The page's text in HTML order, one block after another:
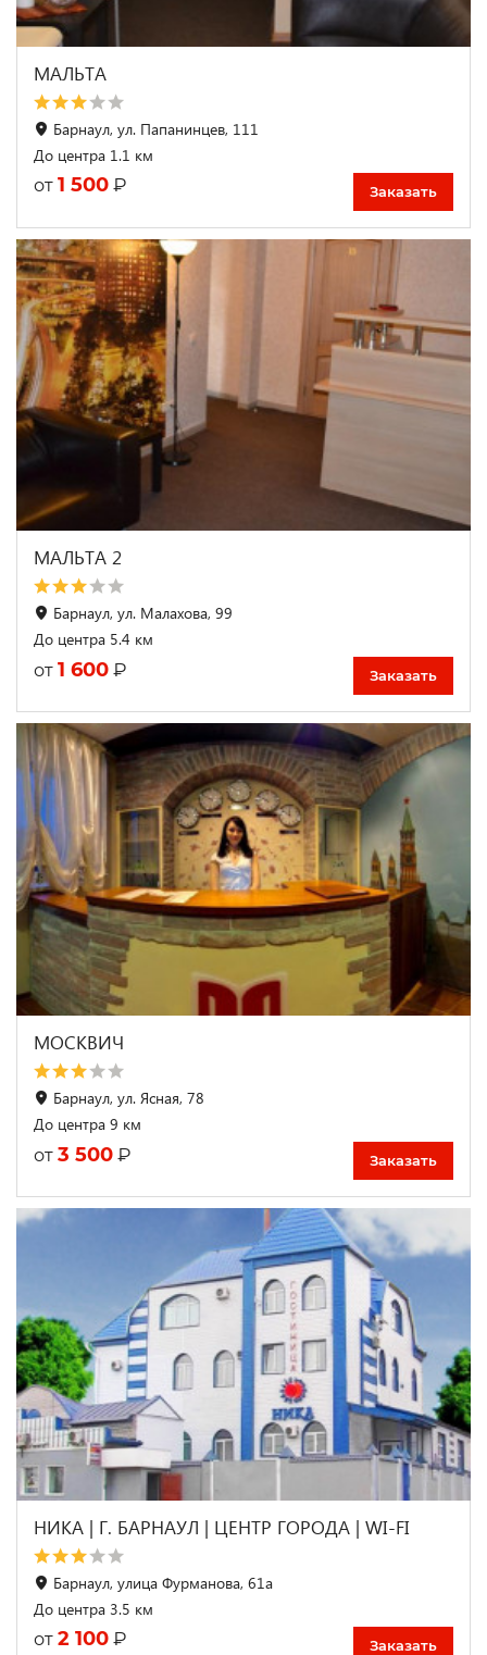
МАЛЬТА
Барнаул, ул. Папанинцев, 111
До центра 1.1 км
от 1 500 ₽ Заказать
МАЛЬТА 2
Барнаул, ул. Малахова, 99
До центра 5.4 км
от 1 600 ₽ Заказать
МОСКВИЧ
Барнаул, ул. Ясная, 78
До центра 9 км
от 3 500 ₽ Заказать
НИКА | Г. БАРНАУЛ | ЦЕНТР ГОРОДА | WI-FI
Барнаул, улица Фурманова, 61а
До центра 3.5 км
от 2 100 ₽ Заказать